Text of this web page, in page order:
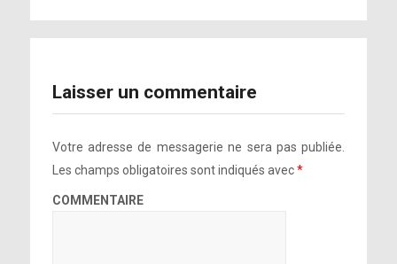
Laisser un commentaire
Votre adresse de messagerie ne sera pas publiée.
Les champs obligatoires sont indiqués avec*
COMMENTAIRE